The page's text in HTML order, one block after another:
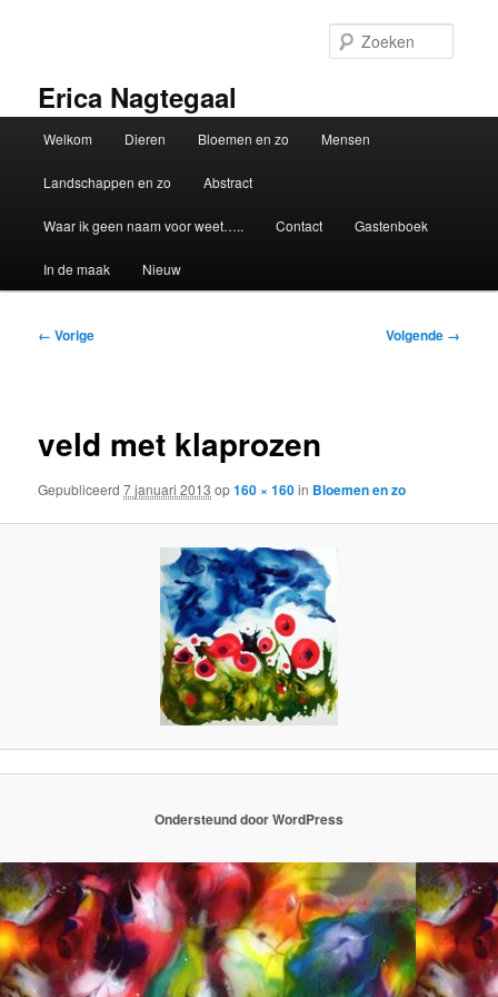
inhoudErica Nagtegaal
Welkom Dieren Bloemen en zo Mensen
Landschappen en zo Abstract
Waar ik geen naam voor weet….. Contact Gastenboek
In de maak Nieuw
Afbeeldingsnavigatie
← Vorige Volgende →
veld met klaprozen
Gepubliceerd7 januari 2013 op160 × 160in Bloemen en zo
Ondersteund door WordPress